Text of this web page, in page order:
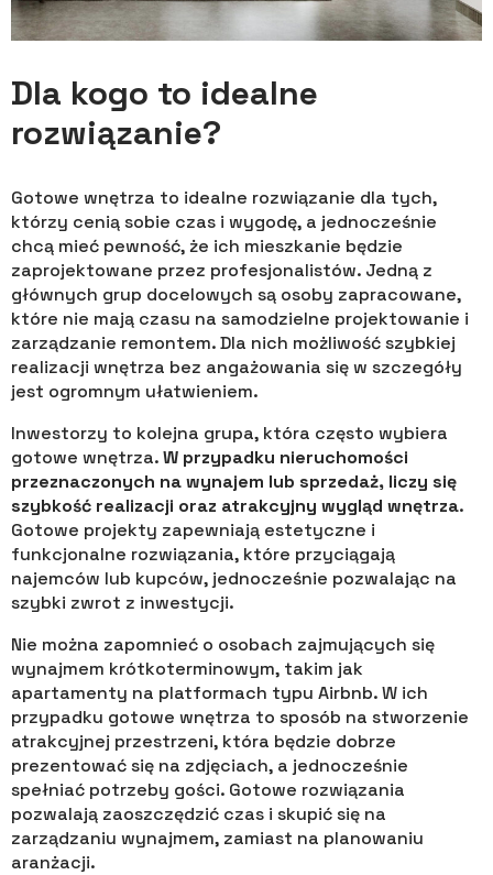
Dla kogo to idealne
rozwiązanie?
Gotowe wnętrza to idealne rozwiązanie dla tych,
którzy cenią sobie czas i wygodę, a jednocześnie
chcą mieć pewność, że ich mieszkanie będzie
zaprojektowane przez profesjonalistów. Jedną z
głównych grup docelowych są osoby zapracowane,
które nie mają czasu na samodzielne projektowanie i
zarządzanie remontem. Dla nich możliwość szybkiej
realizacji wnętrza bez angażowania się w szczegóły
jest ogromnym ułatwieniem.
Inwestorzy to kolejna grupa, która często wybiera
gotowe wnętrza.W przypadku nieruchomości
przeznaczonych na wynajem lub sprzedaż, liczy się
szybkość realizacji oraz atrakcyjny wygląd wnętrza.
Gotowe projekty zapewniają estetyczne i
funkcjonalne rozwiązania, które przyciągają
najemców lub kupców, jednocześnie pozwalając na
szybki zwrot z inwestycji.
Nie można zapomnieć o osobach zajmujących się
wynajmem krótkoterminowym, takim jak
apartamenty na platformach typu Airbnb. W ich
przypadku gotowe wnętrza to sposób na stworzenie
atrakcyjnej przestrzeni, która będzie dobrze
prezentować się na zdjęciach, a jednocześnie
spełniać potrzeby gości. Gotowe rozwiązania
pozwalają zaoszczędzić czas i skupić się na
zarządzaniu wynajmem, zamiast na planowaniu
aranżacji.